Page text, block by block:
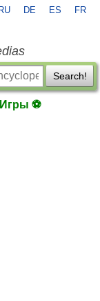
RU DE ES FR
Search!
Игры ⚽